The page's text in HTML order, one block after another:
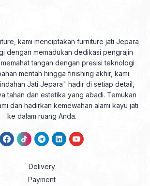
kami menciptakan furniture jati Jepara
dengan memadukan dedikasi pengrajin
tangan dengan presisi teknologi
mentah hingga finishing akhir, kami
Jati Jepara" hadir di setiap detail,
tahan dan estetika yang abadi. Temukan
dan hadirkan kemewahan alami kayu jati
ke dalam ruang Anda.
Delivery
Payment